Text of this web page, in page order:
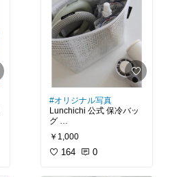
#オリジナル写真
Lunchichi 公式 保冷バッ
グ
保冷力が高い両面アルミ
の保冷バッグ✨
￥1,000
164 0